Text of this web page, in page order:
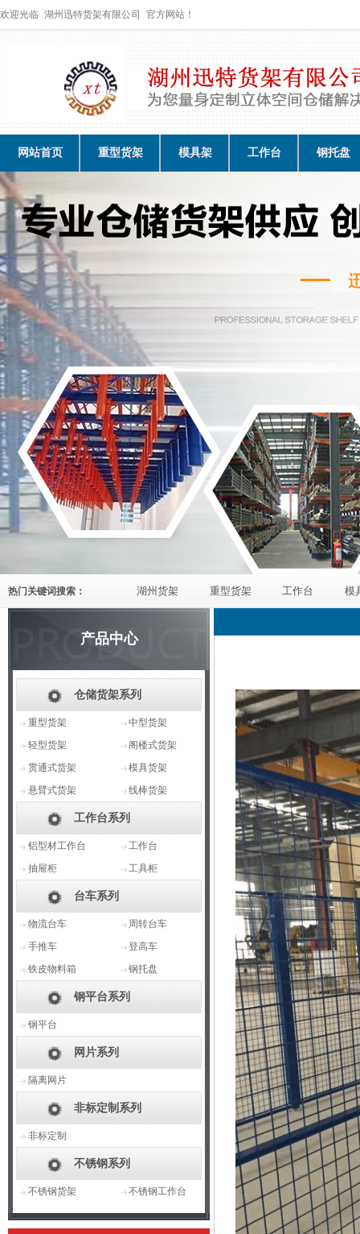
欢迎光临 湖州迅特货架有限公司 官方网站！
网站首页 重型货架 模具架 工作台 钢托盘
热门关键词搜索： 湖州货架 重型货架 工作台 模
产品中心
仓储货架系列
重型货架
中型货架
轻型货架
阁楼式货架
贯通式货架
模具货架
悬臂式货架
线棒货架
工作台系列
铝型材工作台
工作台
抽屉柜
工具柜
台车系列
物流台车
周转台车
手推车
登高车
铁皮物料箱
钢托盘
钢平台系列
钢平台
网片系列
隔离网片
非标定制系列
非标定制
不锈钢系列
不锈钢货架 不锈钢工作台